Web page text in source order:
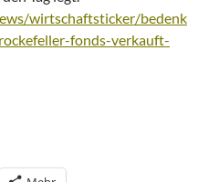
wirtschaftsticker/bedenk
fonds-verkauft-